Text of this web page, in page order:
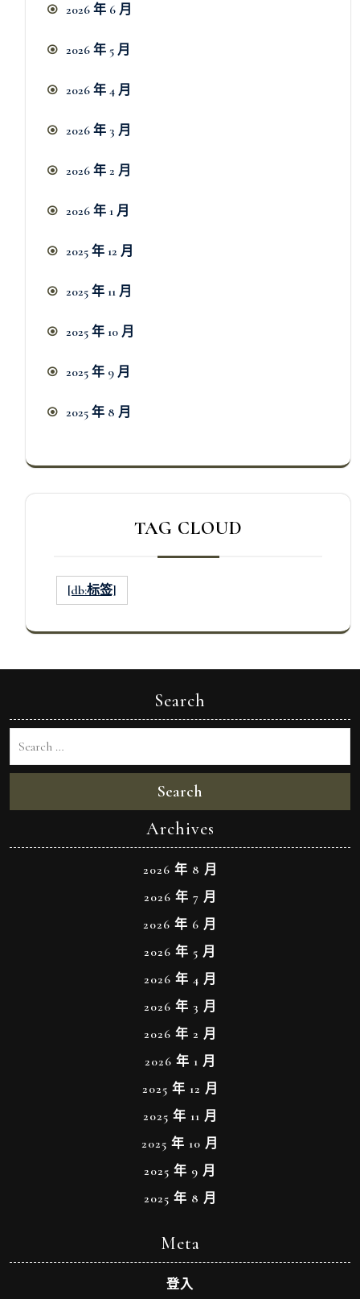
2026 年 6 月
2026 年 5 月
2026 年 4 月
2026 年 3 月
2026 年 2 月
2026 年 1 月
2025 年 12 月
2025 年 11 月
2025 年 10 月
2025 年 9 月
2025 年 8 月
TAG CLOUD
[db:标签]
Search
Search
Archives
2026 年 8 月
2026 年 7 月
2026 年 6 月
2026 年 5 月
2026 年 4 月
2026 年 3 月
2026 年 2 月
2026 年 1 月
2025 年 12 月
2025 年 11 月
2025 年 10 月
2025 年 9 月
2025 年 8 月
Meta
登入